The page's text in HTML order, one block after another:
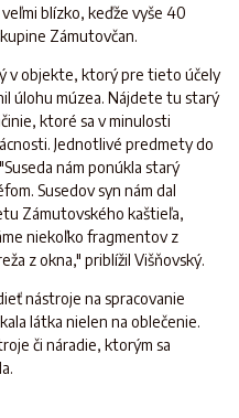
blízko, keďže vyše 40
Zámutovčan.
v objekte, ktorý pre tieto účely
úlohu múzea. Nájdete tu starý
ktoré sa v minulosti
Jednotlivé predmety do
nám ponúkla starý
Susedov syn nám dal
Zámutovského kaštieľa,
niekoľko fragmentov z
z okna," priblížil Višňovský.
nástroje na spracovanie
látka nielen na oblečenie.
či náradie, ktorým sa